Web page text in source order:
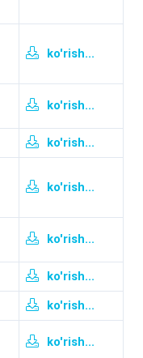
ko'rish...
ko'rish...
ko'rish...
ko'rish...
ko'rish...
ko'rish...
ko'rish...
ko'rish...